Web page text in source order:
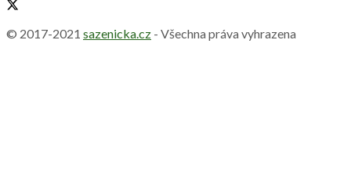
© 2017-2021 sazenicka.cz - Všechna práva vyhrazena